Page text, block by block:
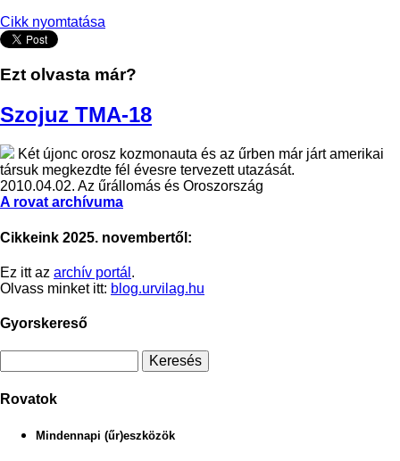
Cikk nyomtatása
Ezt olvasta már?
Szojuz TMA-18
Két újonc orosz kozmonauta és az űrben már járt amerikai
társuk megkezdte fél évesre tervezett utazását.
2010.04.02. Az űrállomás és Oroszország
A rovat archívuma
Cikkeink 2025. novembertől:
Ez itt az archív portál .
Olvass minket itt: blog.urvilag.hu
Gyorskereső
Rovatok
Mindennapi (űr)eszközök